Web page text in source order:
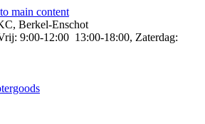
main content
Berkel-Enschot
9:00-12:00 13:00-18:00, Zaterdag: